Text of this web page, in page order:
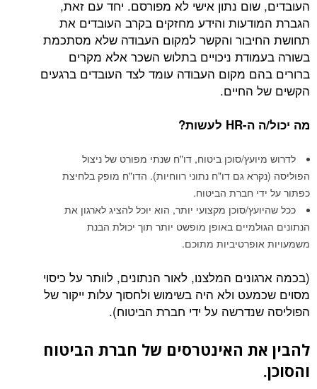
העובדים, שום נתון אישי לא מפורסם. יחד עם זאת,
הגברת המודעות והידע מחזקים בקרב העובדים את
תחושת החיבור והקשר למקום העבודה שלא מסתכמת
בשורה בעמודת ניכויים בתלוש השכר אלא מקרים
ברורים בהם מקום העבודה עומד לצד העובדים ברגעים
הקשים של החיים.
מה יכול/ה ה-HR לעשות?
לדרוש מיועץ/סוכן ביטוח, דו"ח שנתי מפורט של ניצול
הפוליסה (נקרא גם דו"ח נתוני רווחיות). הדו"ח מופק בלחיצת
כפתור על ידי חברת הביטוח.
ככל שהיועץ/סוכן מקצועי יותר, הוא יוכל להציג לארגון את
הנתונים הגולמיים באופן מופשט יותר תוך יכולת הבנת
משמעויות אופרטיביות מתוכם.
(בכמה ארגונים המלצנו, לאור הנתונים, לוותר על כיסוי
מסוים שכמעט ולא היה בשימוש ולחסוך עלות ייקור של
הפוליסה שנדרשה על ידי חברת הביטוח).
להבין את האינטרסים של חברת הביטוח
והסוכן.